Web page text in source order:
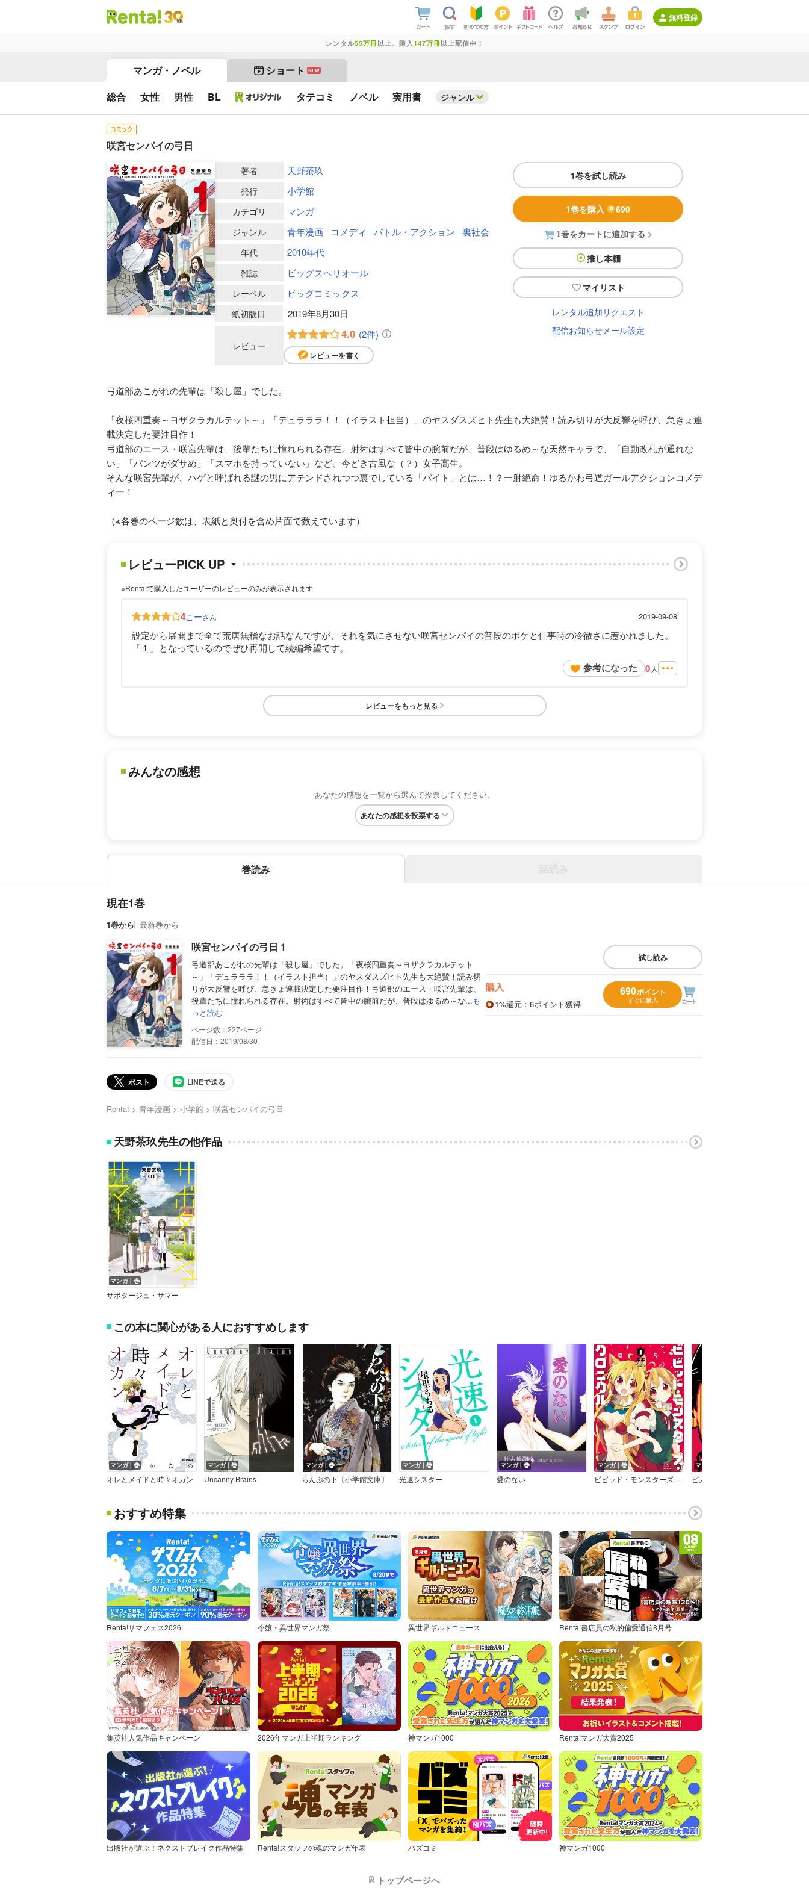
無料登録
レンタル55万冊以上、購入 147万冊以上配信中！
マンガ・ノベル ショート NEW
総合 女性 男性 BL タテコミ ノベル 実用書 ジャンル
咲宮センパイの弓日
1巻を試し読み
1巻を購入 690
1巻をカートに追加する
推し本棚
マイリスト
レンタル追加リクエスト
配信お知らせメール設定
著者 天野茶玖
発行 小学館
カテゴリ マンガ
ジャンル 青年漫画 コメディ バトル・アクション 裏社会
年代 2010年代
雑誌 ビッグスペリオール
レーベル ビッグコミックス
紙初版日 2019年8月30日
レビュー
4.0 (2件)
レビューを書く
弓道部あこがれの先輩は「殺し屋」でした。
「夜桜四重奏～ヨザクラカルテット～」「デュラララ！！（イラスト担当）」のヤスダスズヒト先生も大絶賛！読み切りが大反響を呼び、急きょ連
載決定した要注目作！
弓道部のエース・咲宮先輩は、後輩たちに憧れられる存在。射術はすべて皆中の腕前だが、普段はゆるめ～な天然キャラで、「自動改札が通れな
い」「パンツがダサめ」「スマホを持っていない」など、今どき古風な（？）女子高生。
そんな咲宮先輩が、ハゲと呼ばれる謎の男にアテンドされつつ裏でしている「バイト」とは…！？一射絶命！ゆるかわ弓道ガールアクションコメデ
ィー！
（※各巻のページ数は、表紙と奥付を含め片面で数えています）
レビューPICK UP
※Renta!で購入したユーザーのレビューのみが表示されます
4こーさん 2019-09-08
設定から展開まで全て荒唐無稽なお話なんですが、それを気にさせない咲宮センパイの普段のボケと仕事時の冷徹さに惹かれました。
「１」となっているのでぜひ再開して続編希望です。
参考になった 0 人
レビューをもっと見る
みんなの感想
あなたの感想を一覧から選んで投票してください。
あなたの感想を投票する
巻読み
現在1巻
1巻から 最新巻から
咲宮センパイの弓日 1
弓道部あこがれの先輩は「殺し屋」でした。「夜桜四重奏～ヨザクラカルテット
～」「デュラララ！！（イラスト担当）」のヤスダスズヒト先生も大絶賛！読み切
りが大反響を呼び、急きょ連載決定した要注目作！弓道部のエース・咲宮先輩は、
後輩たちに憧れられる存在。射術はすべて皆中の腕前だが、普段はゆるめ～な...も
っと読む
227
配信日：2019/08/30
試し読み
購入
1%還元 ：6ポイント獲得
690ポイント
すぐに購入
ポスト LINEで送る
Renta! 青年漫画 小学館 咲宮センパイの弓日
天野茶玖先生の他作品
マンガ｜巻
サボタージュ・サマー
この本に関心がある人におすすめします
マンガ｜巻
オレとメイドと時々オカン
マンガ｜巻
Uncanny Brains
マンガ｜巻
らんぷの下〔小学館文庫〕
マンガ｜巻
光速シスター
マンガ｜巻
愛のない
マンガ｜巻
ビビッド・モンスターズ・クロニクル
マンガ｜巻
ピカロ
おすすめ特集
Renta!サマフェス2026 令嬢・異世界マンガ祭 異世界ギルドニュース Renta!書店員の私的偏愛通信8月号
集英社人気作品キャンペーン 2026年マンガ上半期ランキング 神マンガ1000 Renta!マンガ大賞2025
出版社が選ぶ！ネクストブレイク作品特集 Renta!スタッフの魂のマンガ年表 バズコミ 神マンガ1000
トップページへ